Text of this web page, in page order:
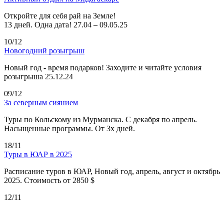
Откройте для себя рай на Земле!
13 дней. Одна дата! 27.04 – 09.05.25
10/12
Новогодний розыгрыш
Новый год - время подарков! Заходите и читайте условия
розыгрыша 25.12.24
09/12
За северным сиянием
Туры по Кольскому из Мурманска. С декабря по апрель.
Насыщенные программы. От 3х дней.
18/11
Туры в ЮАР в 2025
Расписание туров в ЮАР, Новый год, апрель, август и октябрь
2025. Стоимость от 2850 $
12/11